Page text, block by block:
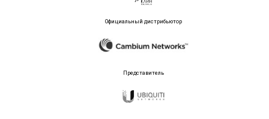
Официальный дистрибьютор
Представитель